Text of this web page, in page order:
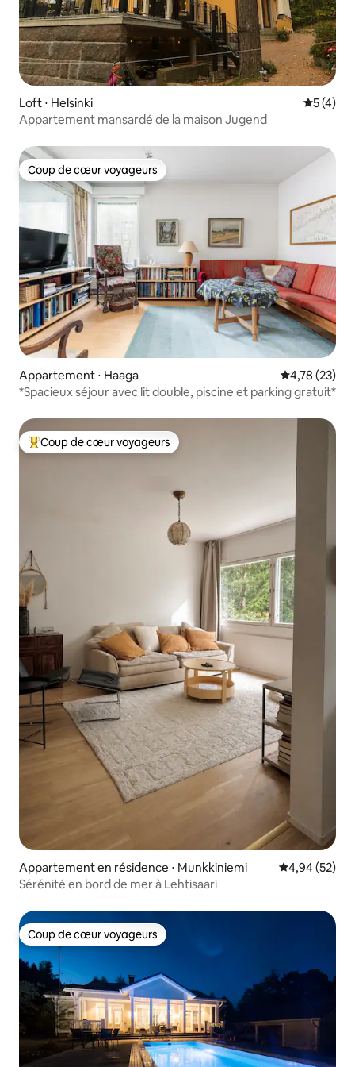
Loft ⋅ Helsinki
5 (4)
Appartement mansardé de la maison Jugend
Coup de cœur voyageurs
Coup de cœur voyageurs
Appartement ⋅ Haaga Évaluation
4,78 (23)
*Spacieux séjour avec lit double, piscine et parking gratuit*
Coups de cœur voyageurs les plus appréciés
Coup de cœur voyageurs
Appartement en résidence ⋅ Munkkiniemi Évaluation
4,94 (52)
Sérénité en bord de mer à Lehtisaari
Coup de cœur voyageurs
Coup de cœur voyageurs